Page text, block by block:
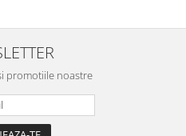
promotiile noastre